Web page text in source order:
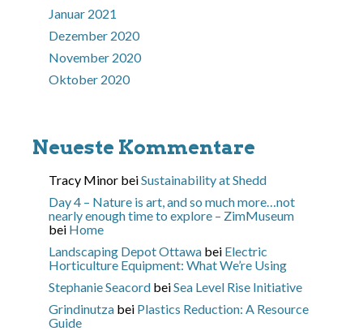
Januar 2021
Dezember 2020
November 2020
Oktober 2020
Neueste Kommentare
Tracy Minor beiSustainability at Shedd
Day 4 – Nature is art, and so much more…not
nearly enough time to explore – ZimMuseum
bei Home
Landscaping Depot Ottawa bei Electric
Horticulture Equipment: What We’re Using
Stephanie Seacord beiSea Level Rise Initiative
Grindinutza bei Plastics Reduction: A Resource
Guide